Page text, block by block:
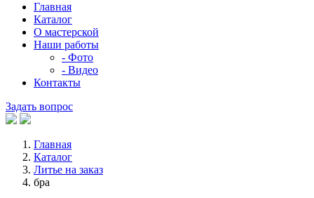
Главная
Каталог
О мастерской
Наши работы
- Фото
- Видео
Контакты
Задать вопрос
Главная
Каталог
Литье на заказ
бра